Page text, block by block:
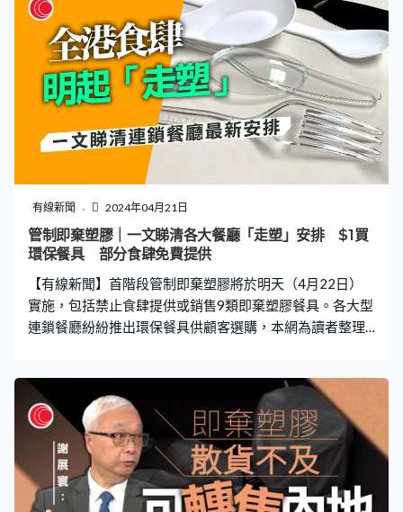
有一半顧客外賣不要餐具，提升了環保意識。他上月亦到
訪兩間未轉用替代餐具的小店，都已購買合規格餐盒和餐
具。他說餐廳可以參考環保署綠色餐具平台，物色適合食
物種類的餐具，以免浸泡變軟等情況，又說當需求增加，
生產量增加後成本就會下降。 酒店業方面，他澄清新例仍
然容許酒店向客人收費提供塑膠用品，不少酒店亦已轉用
替代品。 環保署會加強在各口岸宣傳，包括機場、西九高
鐵站等。謝展寰說，商戶可以善用六個月適應期，用完管
制即棄膠製品，期間不會執法，環保署會協助商戶過渡，
商戶毋須過於擔心，重申希望在社會建立「走塑」文化。
有線新聞 2024年04月21日
管制即棄塑膠｜一文睇清各大餐廳「走塑」安排 $1買
環保餐具 部分食肆免費提供
【有線新聞】首階段管制即棄塑膠將於明天（4月22日）
實施，包括禁止食肆提供或銷售9類即棄塑膠餐具。各大型
連鎖餐廳紛紛推出環保餐具供顧客選購，本網為讀者整理
大部分餐廳，包括美心MX、美心皇宮、星巴克、元氣壽
司、魚尚、一風堂、星巴克等，已於16日起停止為顧客提
供發泡膠食物容器及膠餐具，各餐廳亦不會免費提供即棄
膠手套，並全線轉用紙飲管。其中美心中菜將於4月22日
開始，為外賣顧客提供甘蔗渣湯匙及木筷子。至於替代餐
具的收費方面，美心快餐會收取1元，其他菜系的餐廳則視